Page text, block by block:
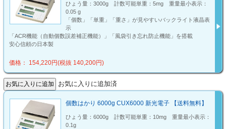
ひょう量：3000g 計数可能単重：5mg 重量最小表示：
0.05 g
「個数」「単重」「重さ」が見やすいバックライト液晶表
示
「ACR機能（自動個数誤差補正機能）」「風袋引き忘れ防止機能」を搭載
安心信頼の日本製
価格： 154,220円(税抜 140,200円)
お気に入りに追加済
個数はかり 6000g CUX6000 新光電子 【送料無料】
ひょう量：6000g 計数可能単重：10mg 重量最小表示：
0.1g